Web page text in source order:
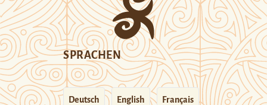
SPRACHEN
Deutsch English Français